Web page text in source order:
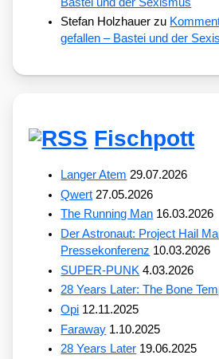
Stefan Holzhauer zu
gefallen – Bastei und der
Fischpott
Langer Atem 29.07.2026
Qwert 27.05.2026
The Running Man 16.03.2026
Der Astronaut: Project Hail
Pressekonferenz 10.03.2026
SUPER-PUNK 4.03.2026
28 Years Later: The Bone
Opi 12.11.2025
Faraway 1.10.2025
28 Years Later 19.06.2025